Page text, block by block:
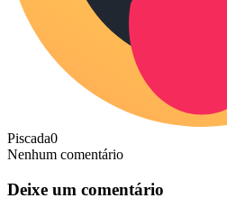
Piscada0
Nenhum comentário
Deixe um comentário